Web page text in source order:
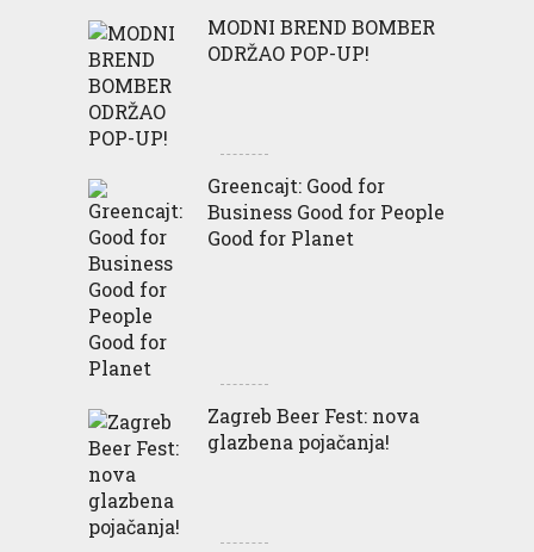
MODNI BREND BOMBER
ODRŽAO POP-UP!
Greencajt: Good for
Business Good for People
Good for Planet
Zagreb Beer Fest: nova
glazbena pojačanja!